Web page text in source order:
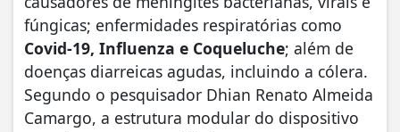
fúngicas; enfermidades respiratórias como
Covid-19, Influenza e Coqueluche; além de
doenças diarreicas agudas, incluindo a cólera.
Segundo o pesquisador Dhian Renato Almeida
Camargo, a estrutura modular do dispositivo